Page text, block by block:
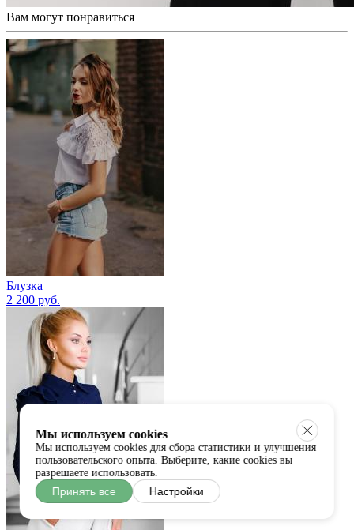
Вам могут понравиться
Блузка
2 200 руб.
Мы используем cookies
Мы используем cookies для сбора статистики и улучшения
пользовательского опыта. Выберите, какие cookies вы
разрешаете использовать.
Принять все Настройки